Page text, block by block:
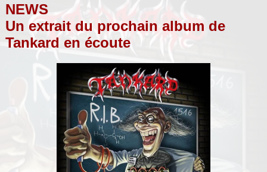
NEWS
Un extrait du prochain album de
Tankard en écoute